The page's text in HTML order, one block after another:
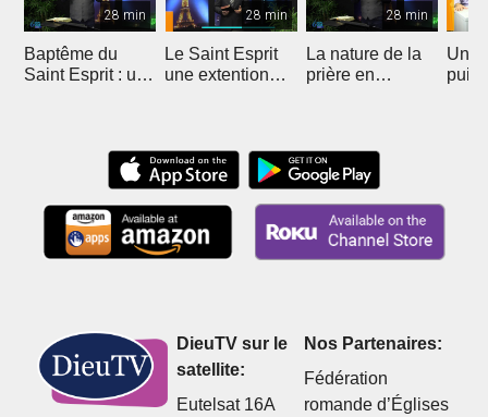
28 min
Baptême du
Saint Esprit : une
28 min
Le Saint Esprit
une extention
28 min
La nature de la
prière en
Une
DieuTV sur le
satellite:
Eutelsat 16A
Nos Partenaires:
Fédération
romande d’Églises